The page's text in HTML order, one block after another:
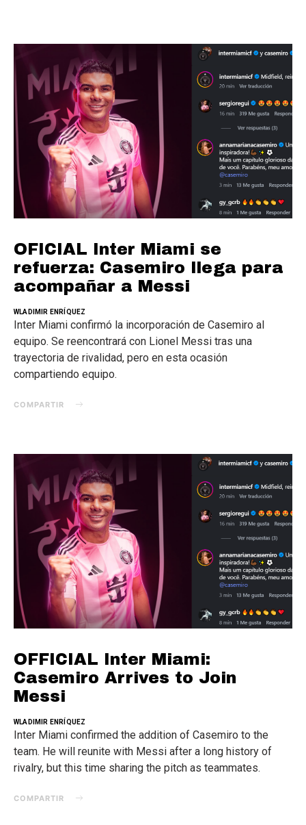
OFICIAL Inter Miami se
refuerza: Casemiro llega para
acompañar a Messi
WLADIMIR ENRÍQUEZ
Inter Miami confirmó la incorporación de Casemiro al
equipo. Se reencontrará con Lionel Messi tras una
trayectoria de rivalidad, pero en esta ocasión
compartiendo equipo.
COMPARTIR
OFFICIAL Inter Miami:
Casemiro Arrives to Join
Messi
WLADIMIR ENRÍQUEZ
Inter Miami confirmed the addition of Casemiro to the
team. He will reunite with Messi after a long history of
rivalry, but this time sharing the pitch as teammates.
COMPARTIR